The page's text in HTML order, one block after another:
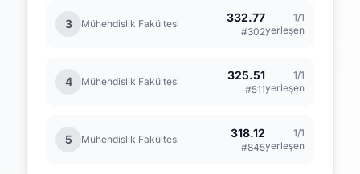
3 Mühendislik Fakültesi 332.77
#302
1/1
yerleşen
4 Mühendislik Fakültesi 325.51
#511
1/1
yerleşen
5 Mühendislik Fakültesi 318.12
#845
1/1
yerleşen